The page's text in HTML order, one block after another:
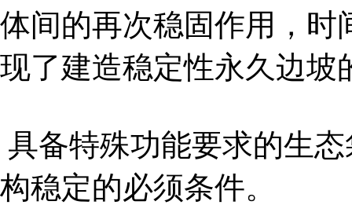
体间的再次稳固作用，时
现了建造稳定性永久边坡
具备特殊功能要求的生
构稳定的必须条件。